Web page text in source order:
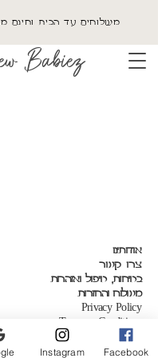
משלוחים עד הבית וחינם מעל 500
Babiez
אודותינו
צרו קשר
בטיחות, טיפול ואזהרות
משלוח והחזרות
Privacy Policy
Terms & Conditions
Instagram Facebook